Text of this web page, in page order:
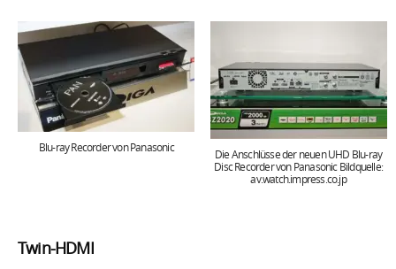
Blu-ray Recorder von Panasonic
Die Anschlüsse der neuen UHD Blu-ray
Disc Recorder von Panasonic Bildquelle:
av.watch.impress.co.jp
Twin-HDMI